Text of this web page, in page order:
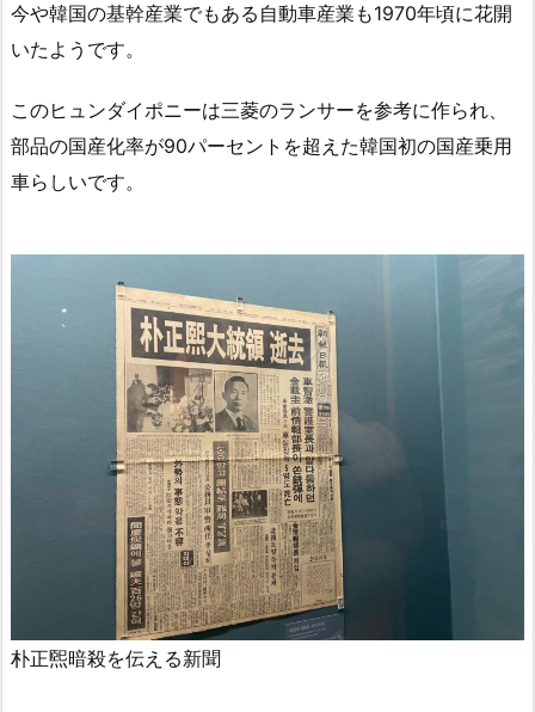
今や韓国の基幹産業でもある自動車産業も1970年頃に花開
いたようです。
このヒュンダイポニーは三菱のランサーを参考に作られ、
部品の国産化率が90パーセントを超えた韓国初の国産乗用
車らしいです。
朴正煕暗殺を伝える新聞